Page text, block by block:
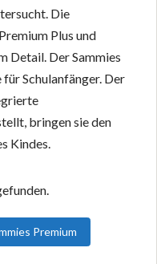
Die
Plus und
Detail. Der Sammies
Schulanfänger. Der
bringen sie den
Kindes.
Premium